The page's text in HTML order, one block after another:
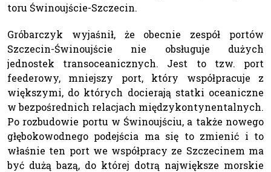
toru Świnoujście-Szczecin.
Gróbarczyk wyjaśnił, że obecnie zespół portów
Szczecin-Świnoujście nie obsługuje dużych
jednostek transoceanicznych. Jest to tzw. port
feederowy, mniejszy port, który współpracuje z
większymi, do których docierają statki oceaniczne
w bezpośrednich relacjach międzykontynentalnych.
Po rozbudowie portu w Świnoujściu, a także nowego
głębokowodnego podejścia ma się to zmienić i to
właśnie ten port we współpracy ze Szczecinem ma
być dużą bazą, do której dotrą największe morskie